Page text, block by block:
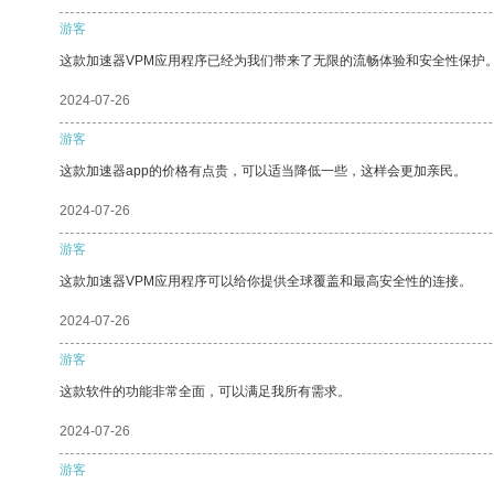
游客
这款加速器VPM应用程序已经为我们带来了无限的流畅体验和安全性保护
2024-07-26
游客
这款加速器app的价格有点贵，可以适当降低一些，这样会更加亲民。
2024-07-26
游客
这款加速器VPM应用程序可以给你提供全球覆盖和最高安全性的连接。
2024-07-26
游客
这款软件的功能非常全面，可以满足我所有需求。
2024-07-26
游客